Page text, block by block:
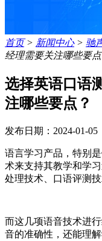
首页> 新闻中心> 驰
经理需要关注哪些要点
选择英语口语
注哪些要点？
发布日期：2024-01-05
语言学习产品，特别
术来支持其教学和学习
处理技术、口语评测技
而这几项语音技术进
音的准确性，还能理